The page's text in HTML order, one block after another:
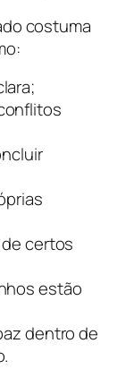
costuma
certos
estão
dentro de